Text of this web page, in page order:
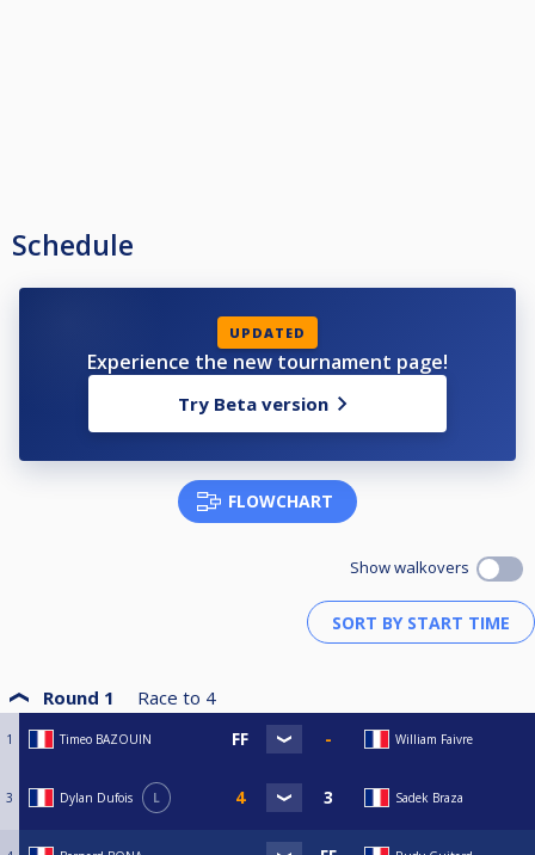
Schedule
UPDATED
Experience the new tournament page!
Try Beta version
FLOWCHART
Show walkovers
Round 1 Race to 4
1 Timeo BAZOUIN William Faivre
3 Dylan Dufois L Sadek Braza